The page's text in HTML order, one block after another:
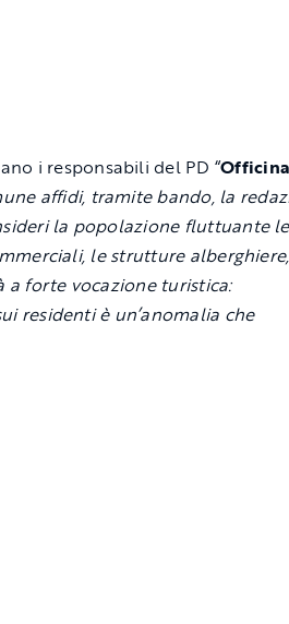
i responsabili del PD “Officina
affidi, tramite bando, la
la popolazione fluttuante
le strutture
a forte vocazione turistica:
residenti è un’anomalia che